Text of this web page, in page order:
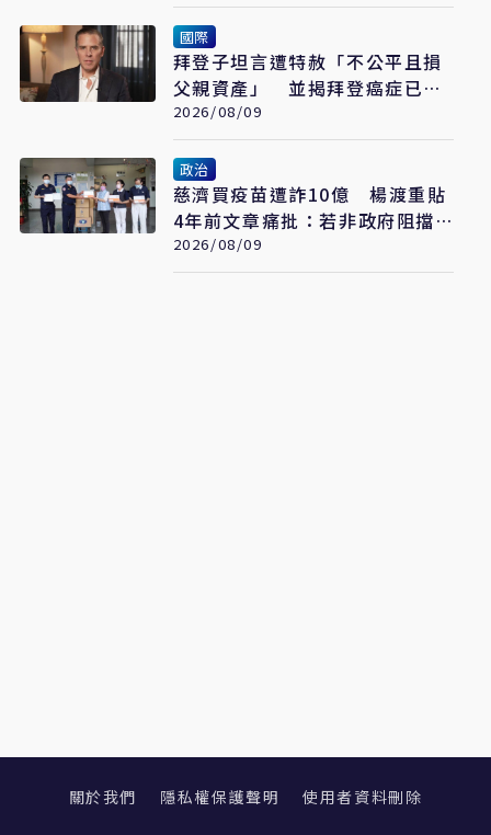
國際
拜登子坦言遭特赦「不公平且損
父親資產」 並揭拜登癌症已擴
散至骨骼
2026/08/09
政治
慈濟買疫苗遭詐10億 楊渡重貼
4年前文章痛批：若非政府阻擋
會這樣嗎？
2026/08/09
關於我們 隱私權保護聲明 使用者資料刪除